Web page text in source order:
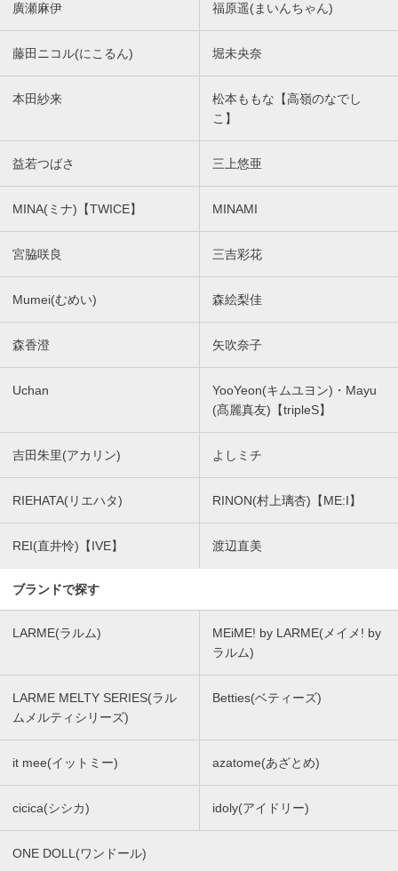
廣瀬麻伊 福原遥(まいんちゃん)
藤田ニコル(にこるん) 堀未央奈
本田紗来
松本ももな【高嶺のなでし
こ】
益若つばさ 三上悠亜
MINA(ミナ)【TWICE】 MINAMI
宮脇咲良 三吉彩花
Mumei(むめい) 森絵梨佳
森香澄 矢吹奈子
Uchan
YooYeon(キムユヨン)・Mayu
(髙麗真友)【tripleS】
吉田朱里(アカリン) よしミチ
RIEHATA(リエハタ) RINON(村上璃杏)【ME:I】
REI(直井怜)【IVE】 渡辺直美
ブランドで探す
LARME(ラルム)
MEiME! by LARME(メイメ! by
ラルム)
LARME MELTY SERIES(ラル
ムメルティシリーズ)
Betties(ベティーズ)
it mee(イットミー) azatome(あざとめ)
cicica(シシカ) idoly(アイドリー)
ONE DOLL(ワンドール)